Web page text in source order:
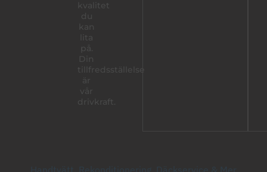
kvalitet
du
kan
lita
på.
Din
tillfredsställelse
är
vår
drivkraft.